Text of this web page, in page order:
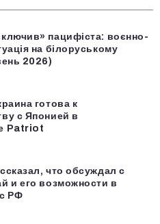
пацифіста: воєнно-
на білоруському
2026)
готова к
с Японией в
Patriot
что обсуждал с
и его возможности в
РФ